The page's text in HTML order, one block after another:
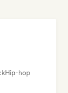
Hip-hop